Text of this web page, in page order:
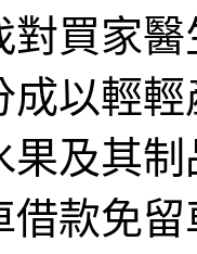
對買家
成以輕
果及其
借款免